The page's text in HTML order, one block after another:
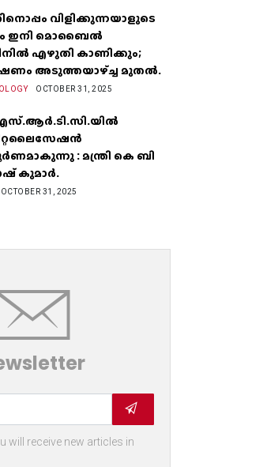
വിളിക്കുന്നയാളുടെ
ഇനി മൊബൈൽ
എഴുതി കാണിക്കും;
അടുത്തയാഴ്‌ച്ച മുതല്‍.
OCTOBER 31, 2025
: മന്ത്രി കെ ബി
കുമാർ.
OCTOBER 31, 2025
will receive new articles in